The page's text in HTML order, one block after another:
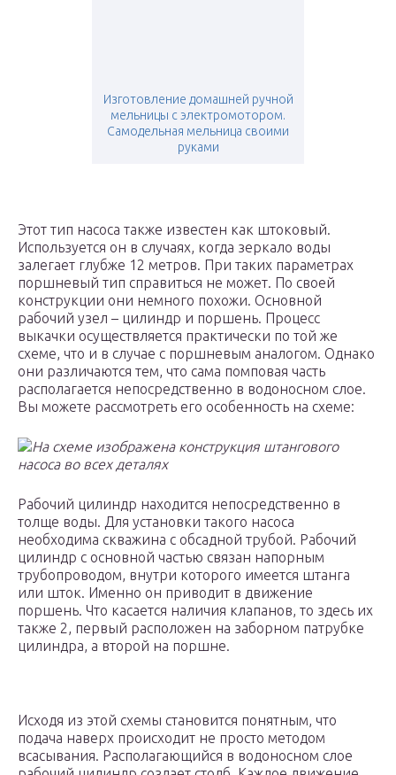
Изготовление домашней ручной
мельницы с электромотором.
Самодельная мельница своими
руками
Этот тип насоса также известен как штоковый.
Используется он в случаях, когда зеркало воды
залегает глубже 12 метров. При таких параметрах
поршневый тип справиться не может. По своей
конструкции они немного похожи. Основной
рабочий узел – цилиндр и поршень. Процесс
выкачки осуществляется практически по той же
схеме, что и в случае с поршневым аналогом. Однако
они различаются тем, что сама помповая часть
располагается непосредственно в водоносном слое.
Вы можете рассмотреть его особенность на схеме:
На схеме изображена конструкция штангового
насоса во всех деталях
Рабочий цилиндр находится непосредственно в
толще воды. Для установки такого насоса
необходима скважина с обсадной трубой. Рабочий
цилиндр с основной частью связан напорным
трубопроводом, внутри которого имеется штанга
или шток. Именно он приводит в движение
поршень. Что касается наличия клапанов, то здесь их
также 2, первый расположен на заборном патрубке
цилиндра, а второй на поршне.
Исходя из этой схемы становится понятным, что
подача наверх происходит не просто методом
всасывания. Располагающийся в водоносном слое